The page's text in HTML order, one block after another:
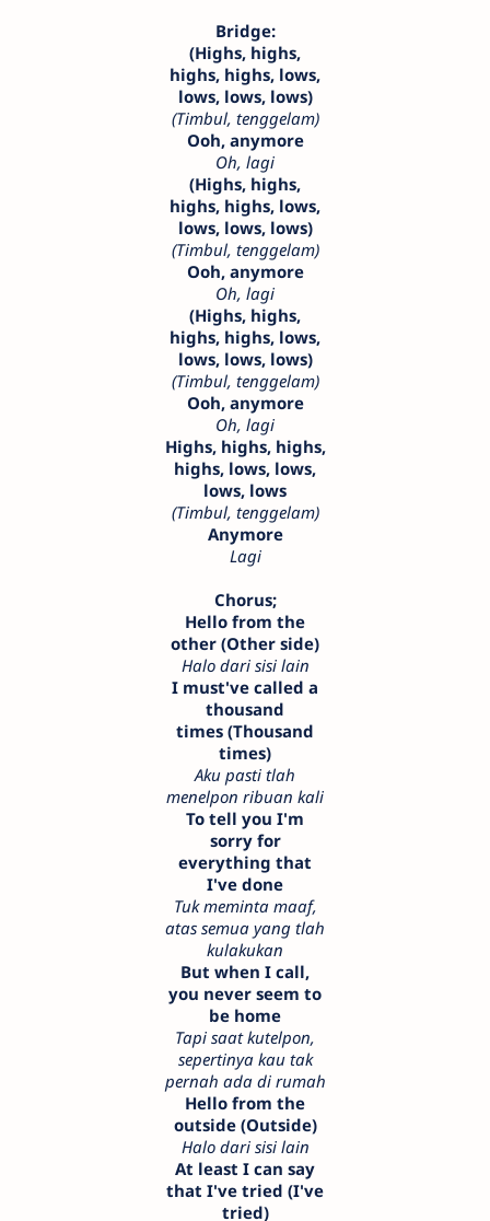
Bridge:
(Highs, highs,
highs, highs, lows,
lows, lows, lows)
(Timbul, tenggelam)
Ooh, anymore
Oh, lagi
(Highs, highs,
highs, highs, lows,
lows, lows, lows)
(Timbul, tenggelam)
Ooh, anymore
Oh, lagi
(Highs, highs,
highs, highs, lows,
lows, lows, lows)
(Timbul, tenggelam)
Ooh, anymore
Oh, lagi
Highs, highs, highs,
highs, lows, lows,
lows, lows
(Timbul, tenggelam)
Anymore
Lagi
Chorus;
Hello from the
other (Other side)
Halo dari sisi lain
I must've called a
thousand
times (Thousand
times)
Aku pasti tlah
menelpon ribuan kali
To tell you I'm
sorry for
everything that
I've done
Tuk meminta maaf,
atas semua yang tlah
kulakukan
But when I call,
you never seem to
be home
Tapi saat kutelpon,
sepertinya kau tak
pernah ada di rumah
Hello from the
outside (Outside)
Halo dari sisi lain
At least I can say
that I've tried (I've
tried)